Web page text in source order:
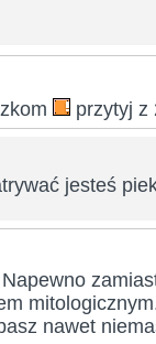
przytyj
jesteś
nawet